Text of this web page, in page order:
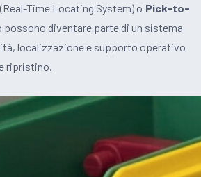
(Real-Time Locating System) o Pick-to-
possono diventare parte di un sistema
localizzazione e supporto operativo
ripristino.